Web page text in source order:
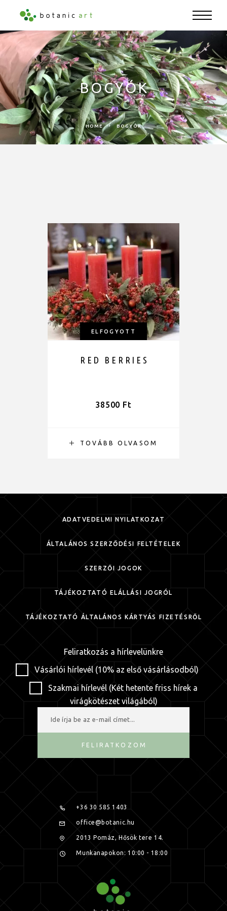
BOGYÓK
HOME BOGYÓK
ELFOGYOTT
TOVÁBB OLVASOM
RED BERRIES
38500 Ft
ADATVÉDELMI NYILATKOZAT
ÁLTALÁNOS SZERZŐDÉSI FELTÉTELEK
SZERZŐI JOGOK
TÁJÉKOZTATÓ ELÁLLÁSI JOGRÓL
TÁJÉKOZTATÓ ÁLTALÁNOS KÁRTYÁS FIZETÉSRŐL
Feliratkozás a hírlevelünkre
Vásárlói hírlevél (10% az első vásárlásodból)
Szakmai hírlevél (Két hetente friss hírek a
virágkötészet világából)
FELIRATKOZOM
+36 30 585 1403
office@botanic.hu
2013 Pomáz, Hősök tere 14.
Munkanapokon: 10:00 - 18:00